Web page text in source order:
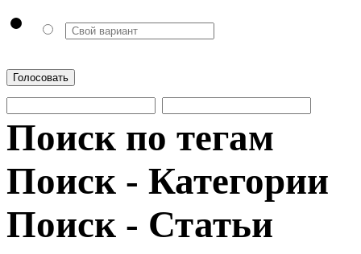
Голосовать
Поиск по тегам
Поиск - Категории
Поиск - Статьи